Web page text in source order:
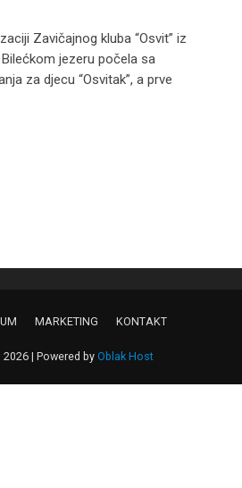
Zavičajnog kluba “Osvit” iz
jezeru počela sa
za djecu “Osvitak”, a prve
MARKETING KONTAKT
| Powered byOblak Host